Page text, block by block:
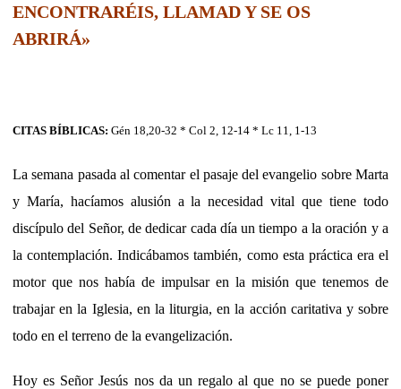
ENCONTRARÉIS, LLAMAD Y SE OS
ABRIRÁ»
CITAS BÍBLICAS: Gén 18,20-32 * Col 2, 12-14 * Lc 11, 1-13
La semana pasada al comentar el pasaje del evangelio sobre Marta
y María, hacíamos alusión a la necesidad vital que tiene todo
discípulo del Señor, de dedicar cada día un tiempo a la oración y a
la contemplación. Indicábamos también, como esta práctica era el
motor que nos había de impulsar en la misión que tenemos de
trabajar en la Iglesia, en la liturgia, en la acción caritativa y sobre
todo en el terreno de la evangelización.
Hoy es Señor Jesús nos da un regalo al que no se puede poner